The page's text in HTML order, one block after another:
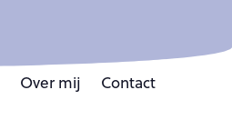
Over mij Contact